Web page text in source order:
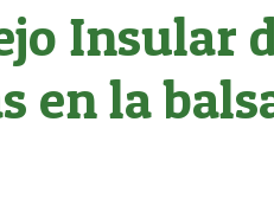
Insular
en la